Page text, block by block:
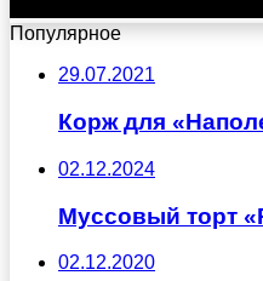
Популярное
29.07.2021
Корж для
02.12.2024
Муссовый торт
02.12.2020